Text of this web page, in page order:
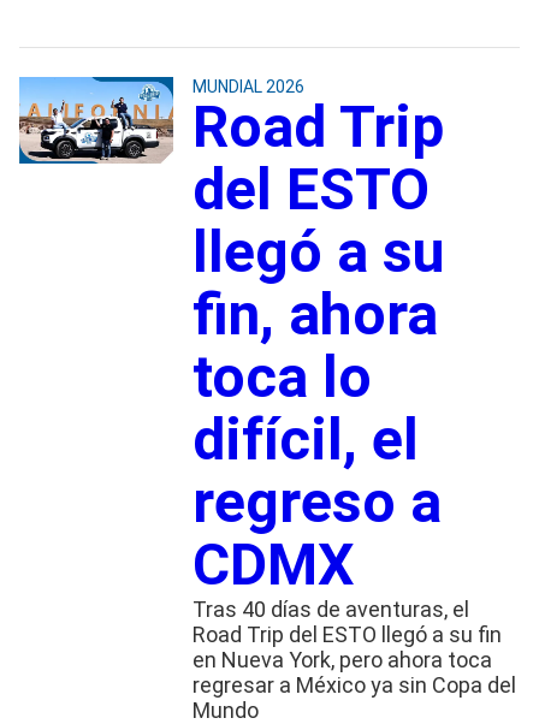
MUNDIAL 2026
Road Trip
del ESTO
llegó a su
fin, ahora
toca lo
difícil, el
regreso a
CDMX
Tras 40 días de aventuras, el
Road Trip del ESTO llegó a su fin
en Nueva York, pero ahora toca
regresar a México ya sin Copa del
Mundo